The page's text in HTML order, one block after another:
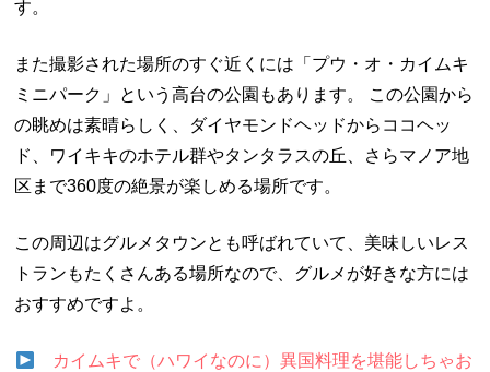
す。
また撮影された場所のすぐ近くには「プウ・オ・カイムキ
ミニパーク」という高台の公園もあります。 この公園から
の眺めは素晴らしく、ダイヤモンドヘッドからココヘッ
ド、ワイキキのホテル群やタンタラスの丘、さらマノア地
区まで360度の絶景が楽しめる場所です。
この周辺はグルメタウンとも呼ばれていて、美味しいレス
トランもたくさんある場所なので、グルメが好きな方には
おすすめですよ。
カイムキで（ハワイなのに）異国料理を堪能しちゃお